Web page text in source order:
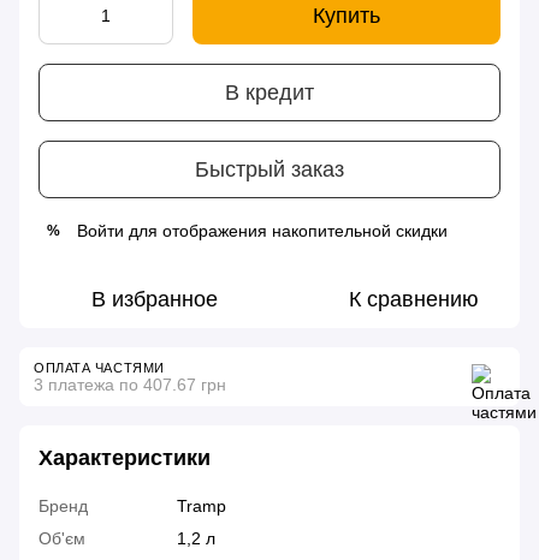
Купить
В кредит
Быстрый заказ
% Войти для отображения накопительной скидки
В избранное К сравнению
ОПЛАТА ЧАСТЯМИ
3 платежа по 407.67 грн
Характеристики
Бренд
Tramp
Об'єм
1,2 л